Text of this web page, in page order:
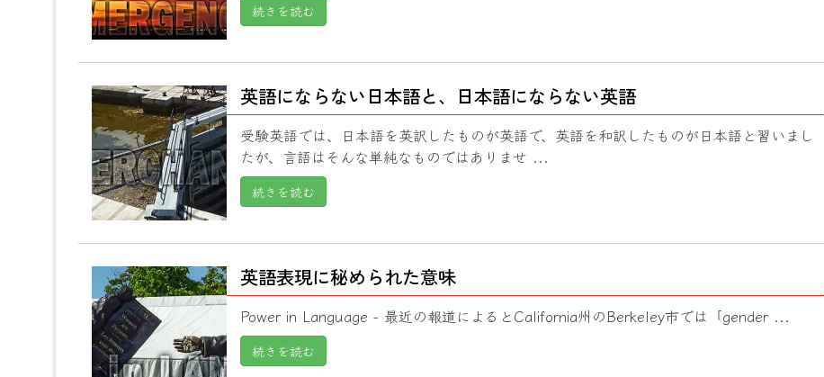
続きを読む
英語にならない日本語と、日本語にならない英語
受験英語では、日本語を英訳したものが英語で、英語を和訳したものが日本語と習いまし
たが、言語はそんな単純なものではありませ ...
続きを読む
英語表現に秘められた意味
Power in Language - 最近の報道によるとCalifornia州のBerkeley市では「gender ...
続きを読む